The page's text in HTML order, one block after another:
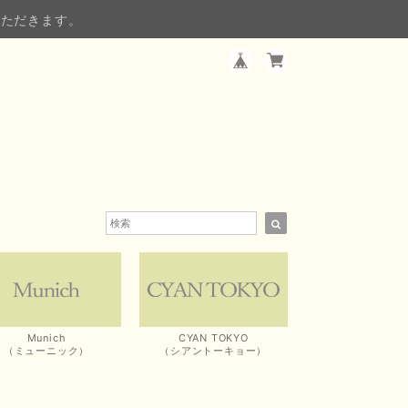
だきます。
Munich
（ミューニック）
CYAN TOKYO
（シアントーキョー）